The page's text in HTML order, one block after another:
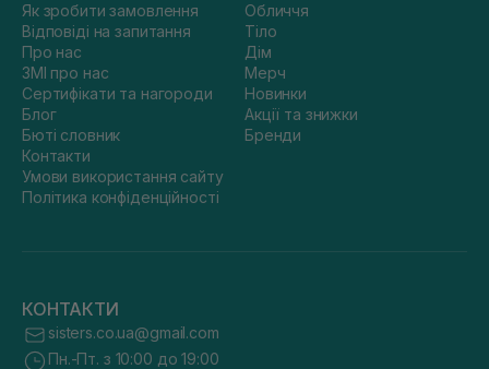
Як зробити замовлення
Відповіді на запитання
Про нас
ЗМІ про нас
Сертифікати та нагороди
Блог
Бюті словник
Контакти
Умови використання сайту
Політика конфіденційності
Обличчя
Тіло
Дім
Мерч
Новинки
Акції та знижки
Бренди
КОНТАКТИ
sisters.co.ua@gmail.com
Пн.-Пт. з 10:00 до 19:00